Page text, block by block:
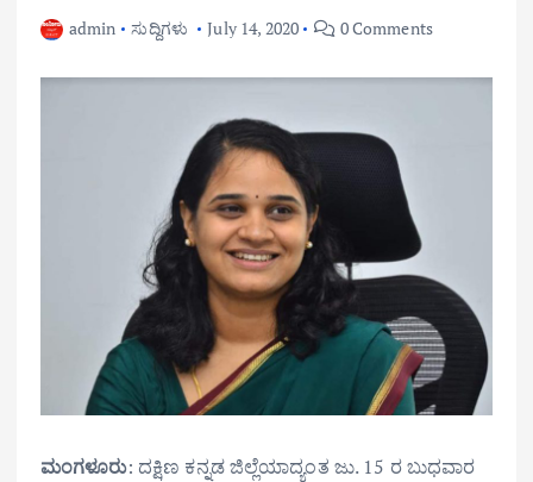
admin ಸುದ್ದಿಗಳು July 14, 2020 0 Comments
ಮಂಗಳೂರು: ದಕ್ಷಿಣ ಕನ್ನಡ ಜಿಲ್ಲೆಯಾದ್ಯಂತ ಜು. 15 ರ ಬುಧವಾರ